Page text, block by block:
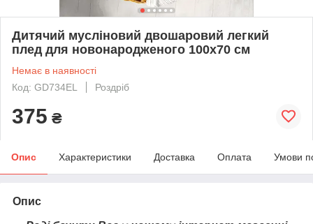
Дитячий мусліновий двошаровий легкий
плед для новонародженого 100х70 см
Немає в наявності
Код: GD734EL
Роздріб
375 ₴
Опис Характеристики Доставка Оплата Умови
Опис